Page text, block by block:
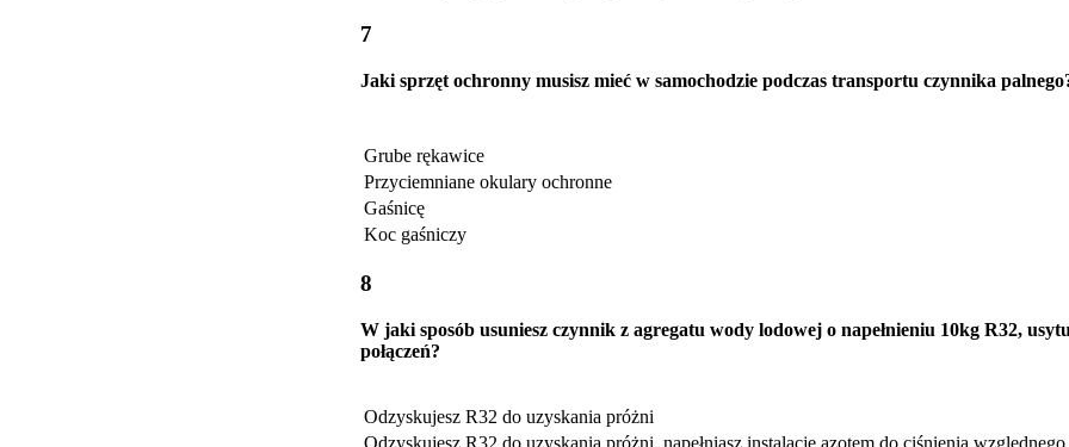
7
Jaki sprzęt ochronny musisz mieć w samochodzie podczas transportu czynnika
Grube rękawice
Przyciemniane okulary ochronne
Gaśnicę
Koc gaśniczy
8
W jaki sposób usuniesz czynnik z agregatu wody lodowej o napełnieniu 10kg R32,
połączeń?
Odzyskujesz R32 do uzyskania próżni
Odzyskujesz R32 do uzyskania próżni, napełniasz instalację azotem do ciśnienia